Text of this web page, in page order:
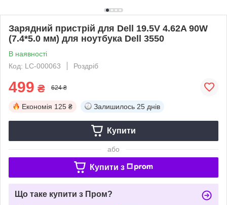
Зарядний пристрій для Dell 19.5V 4.62A 90W
(7.4*5.0 мм) для ноутбука Dell 3550
В наявності
Код: LC-000063
Роздріб
499 ₴ 624 ₴
Економія 125 ₴ Залишилось 25 днів
Купити
або
Купити з
Що таке купити з Пром?